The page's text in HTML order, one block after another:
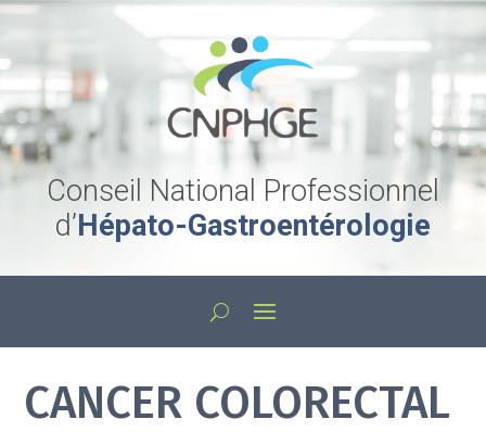
Conseil National Professionnel
d’Hépato-Gastroentérologie
CANCER COLORECTAL